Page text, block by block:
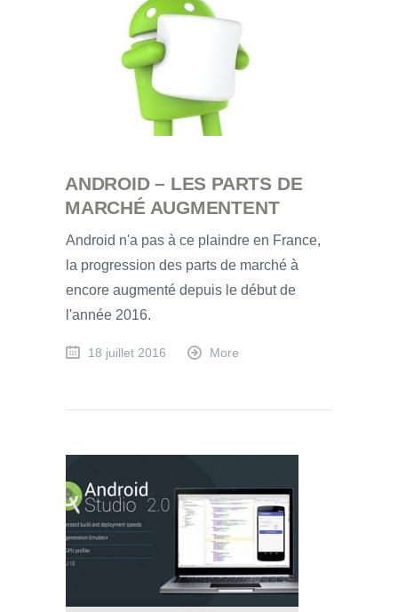
ANDROID – LES PARTS DE
MARCHÉ AUGMENTENT
Android n'a pas à ce plaindre en France,
la progression des parts de marché à
encore augmenté depuis le début de
l'année 2016.
18 juillet 2016 More